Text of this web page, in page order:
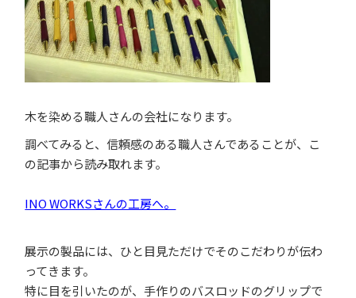
木を染める職人さんの会社になります。
調べてみると、信頼感のある職人さんであることが、こ
の記事から読み取れます。
INO WORKSさんの工房へ。
展示の製品には、ひと目見ただけでそのこだわりが伝わ
ってきます。
特に目を引いたのが、手作りのバスロッドのグリップで